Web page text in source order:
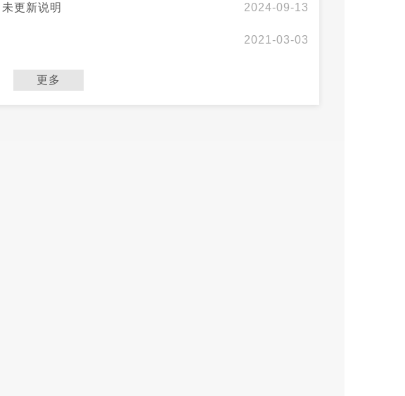
更新说明 2024-09-13
2021-03-03
更多